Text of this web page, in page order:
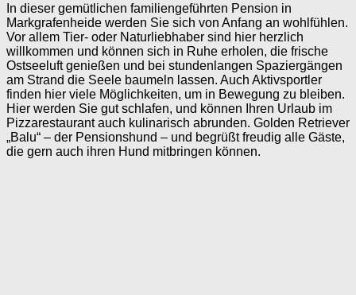
In dieser gemütlichen familiengeführten Pension in
Markgrafenheide werden Sie sich von Anfang an wohlfühlen.
Vor allem Tier- oder Naturliebhaber sind hier herzlich
willkommen und können sich in Ruhe erholen, die frische
Ostseeluft genießen und bei stundenlangen Spaziergängen
am Strand die Seele baumeln lassen. Auch Aktivsportler
finden hier viele Möglichkeiten, um in Bewegung zu bleiben.
Hier werden Sie gut schlafen, und können Ihren Urlaub im
Pizzarestaurant auch kulinarisch abrunden. Golden Retriever
„Balu“ – der Pensionshund – und begrüßt freudig alle Gäste,
die gern auch ihren Hund mitbringen können.